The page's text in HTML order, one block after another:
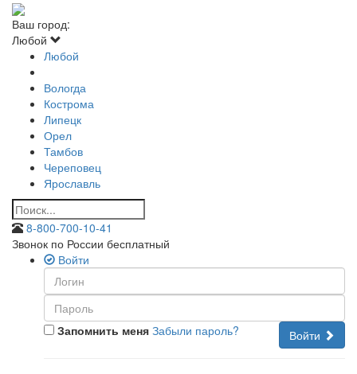
Ваш город:
Любой
Любой
Вологда
Кострома
Липецк
Орел
Тамбов
Череповец
Ярославль
8-800-700-10-41
Звонок по России бесплатный
Войти
Запомнить меня Войти
Забыли пароль?